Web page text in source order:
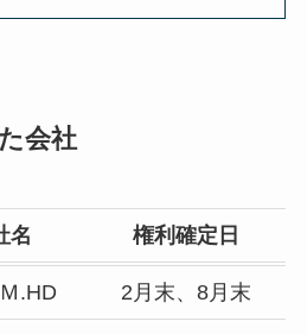
会社
名 権利確定日
.HD 2月末、8月末